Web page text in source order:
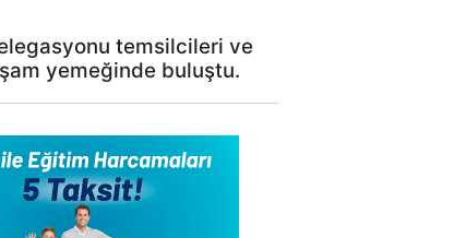
temsilcileri ve
yemeğinde buluştu.